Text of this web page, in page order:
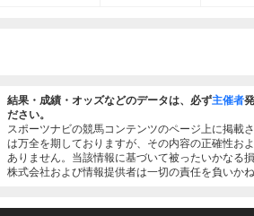
結果・成績・オッズなどのデータは、必ず主催者
ださい。
スポーツナビの競馬コンテンツのページ上に掲載
は万全を期しておりますが、その内容の正確性お
ありません。当該情報に基づいて被ったいかなる
株式会社および情報提供者は一切の責任を負いかね